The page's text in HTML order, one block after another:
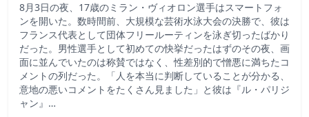
8月3日の夜、17歳のミラン・ヴィオロン選手はスマートフォ
ンを開いた。数時間前、大規模な芸術水泳大会の決勝で、彼は
フランス代表として団体フリールーティンを泳ぎ切ったばかり
だった。男性選手として初めての快挙だったはずのその夜、画
面に並んでいたのは称賛ではなく、性差別的で憎悪に満ちたコ
メントの列だった。「人を本当に判断していることが分かる、
意地の悪いコメントをたくさん見ました」と彼は『ル・パリジ
ャン』…